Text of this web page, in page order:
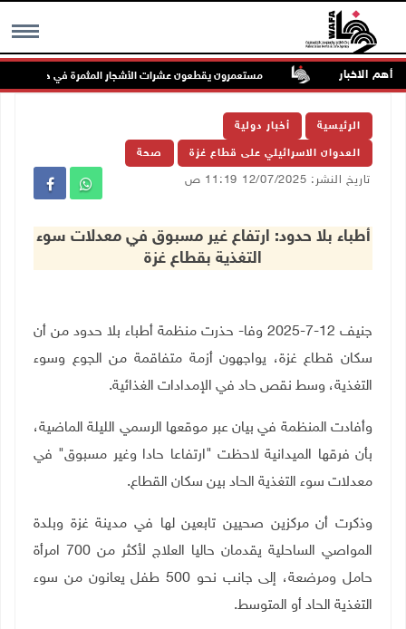
MENU أهم الاخبار
الأقصى مستعمرون يقطعون عشرات الأشجار المثمرة في خربة فراسين
الرئيسية أخبار دولية
العدوان الاسرائيلي على قطاع غزة صحة
تاريخ النشر: 12/07/2025 11:19 ص
أطباء بلا حدود: ارتفاع غير مسبوق في معدلات سوء
التغذية بقطاع غزة
جنيف 12-7-2025 وفا- حذرت منظمة أطباء بلا حدود من أن
سكان قطاع غزة، يواجهون أزمة متفاقمة من الجوع وسوء
التغذية، وسط نقص حاد في الإمدادات الغذائية.
وأفادت المنظمة في بيان عبر موقعها الرسمي الليلة الماضية،
بأن فرقها الميدانية لاحظت "ارتفاعا حادا وغير مسبوق" في
معدلات سوء التغذية الحاد بين سكان القطاع.
وذكرت أن مركزين صحيين تابعين لها في مدينة غزة وبلدة
المواصي الساحلية يقدمان حاليا العلاج لأكثر من 700 امرأة
حامل ومرضعة، إلى جانب نحو 500 طفل يعانون من سوء
التغذية الحاد أو المتوسط.